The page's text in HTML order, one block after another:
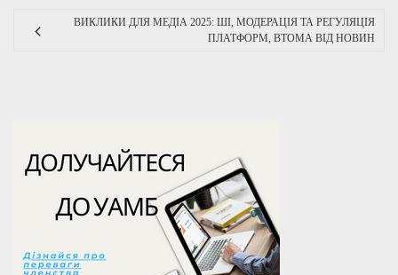
ВИКЛИКИ ДЛЯ МЕДІА 2025: ШІ, МОДЕРАЦІЯ ТА РЕГУЛЯЦІЯ
ПЛАТФОРМ, ВТОМА ВІД НОВИН